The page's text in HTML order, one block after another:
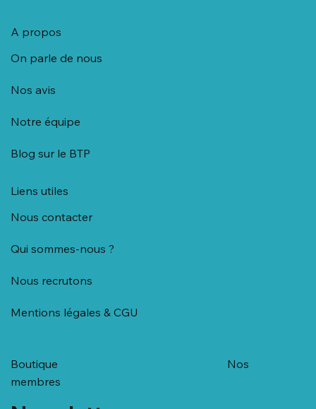
A propos
On parle de nous
Nos avis
Notre équipe
Blog sur le BTP
Liens utiles
Nous contacter
Qui sommes-nous ?
Nous recrutons
Mentions légales & CGU
Boutique
Nos
membres